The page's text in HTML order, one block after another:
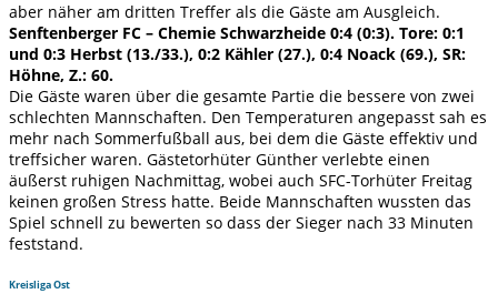
aber näher am dritten Treffer als die Gäste am Ausgleich.
Senftenberger FC – Chemie Schwarzheide 0:4 (0:3). Tore: 0:1
und 0:3 Herbst (13./33.), 0:2 Kähler (27.), 0:4 Noack (69.), SR:
Höhne, Z.: 60.
Die Gäste waren über die gesamte Partie die bessere von zwei
schlechten Mannschaften. Den Temperaturen angepasst sah es
mehr nach Sommerfußball aus, bei dem die Gäste effektiv und
treffsicher waren. Gästetorhüter Günther verlebte einen
äußerst ruhigen Nachmittag, wobei auch SFC-Torhüter Freitag
keinen großen Stress hatte. Beide Mannschaften wussten das
Spiel schnell zu bewerten so dass der Sieger nach 33 Minuten
feststand.
Kreisliga Ost